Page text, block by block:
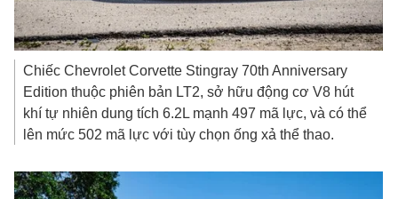
Chiếc Chevrolet Corvette Stingray 70th Anniversary
Edition thuộc phiên bản LT2, sở hữu động cơ V8 hút
khí tự nhiên dung tích 6.2L mạnh 497 mã lực, và có thể
lên mức 502 mã lực với tùy chọn ống xả thể thao.